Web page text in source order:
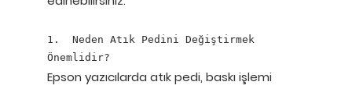
1.  Neden Atık Pedini Değiştirmek
Önemlidir?
Epson yazıcılarda atık pedi, baskı işlemi